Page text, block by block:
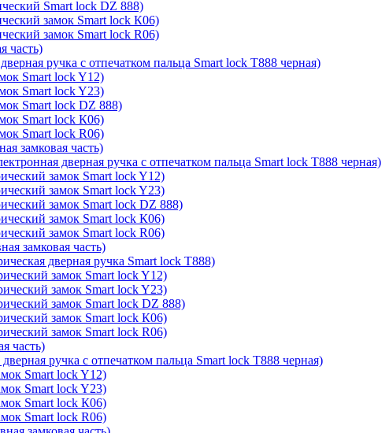
Smart lock DZ 888)
замок Smart lock К06)
замок Smart lock R06)
часть)
ручка с отпечатком пальца Smart lock T888 черная)
Smart lock Y12)
Smart lock Y23)
Smart lock DZ 888)
Smart lock К06)
Smart lock R06)
замковая часть)
дверная ручка с отпечатком пальца Smart lock T888 черная)
замок Smart lock Y12)
замок Smart lock Y23)
замок Smart lock DZ 888)
замок Smart lock К06)
замок Smart lock R06)
замковая часть)
дверная ручка Smart lock T888)
замок Smart lock Y12)
замок Smart lock Y23)
замок Smart lock DZ 888)
замок Smart lock К06)
замок Smart lock R06)
часть)
ручка с отпечатком пальца Smart lock T888 черная)
Smart lock Y12)
Smart lock Y23)
Smart lock К06)
Smart lock R06)